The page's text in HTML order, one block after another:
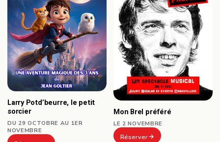
Larry Potd’beurre, le petit
sorcier
DU 29 OCTOBRE AU 1ER
NOVEMBRE
Mon Brel préféré
LE 2 NOVEMBRE
Réserver